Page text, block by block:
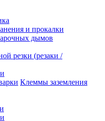
и прокалки
дымов
резки (резаки /
Клеммы заземления